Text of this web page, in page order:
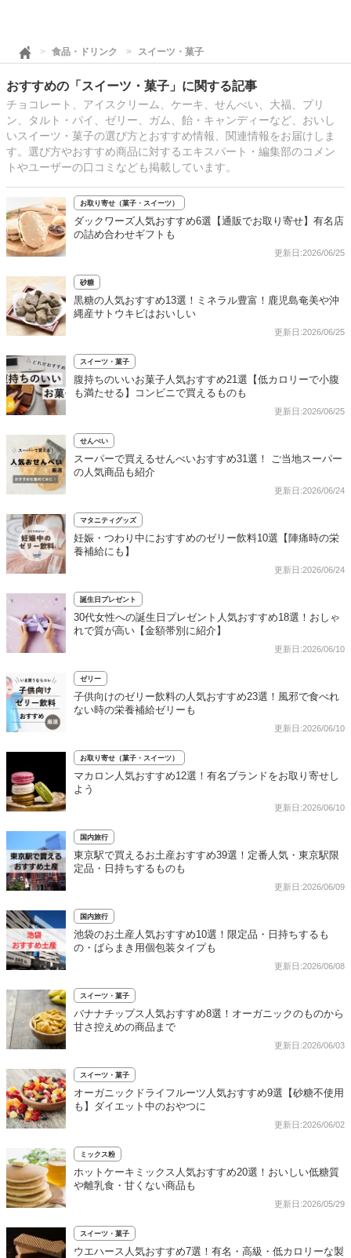
食品・ドリンク スイーツ・菓子
おすすめの「スイーツ・菓子」に関する記事
チョコレート、アイスクリーム、ケーキ、せんべい、大福、プリ
ン、タルト・パイ、ゼリー、ガム、飴・キャンディーなど、おいし
いスイーツ・菓子の選び方とおすすめ情報、関連情報をお届けしま
す。選び方やおすすめ商品に対するエキスパート・編集部のコメン
トやユーザーの口コミなども掲載しています。
お取り寄せ（菓子・スイーツ）
ダックワーズ人気おすすめ6選【通販でお取り寄せ】有名店
の詰め合わせギフトも
更新日:2026/06/25
砂糖
黒糖の人気おすすめ13選！ミネラル豊富！鹿児島奄美や沖
縄産サトウキビはおいしい
更新日:2026/06/25
スイーツ・菓子
腹持ちのいいお菓子人気おすすめ21選【低カロリーで小腹
も満たせる】コンビニで買えるものも
更新日:2026/06/25
せんべい
スーパーで買えるせんべいおすすめ31選！ ご当地スーパー
の人気商品も紹介
更新日:2026/06/24
マタニティグッズ
妊娠・つわり中におすすめのゼリー飲料10選【陣痛時の栄
養補給にも】
更新日:2026/06/24
誕生日プレゼント
30代女性への誕生日プレゼント人気おすすめ18選！おしゃ
れで質が高い【金額帯別に紹介】
更新日:2026/06/10
ゼリー
子供向けのゼリー飲料の人気おすすめ23選！風邪で食べれ
ない時の栄養補給ゼリーも
更新日:2026/06/10
お取り寄せ（菓子・スイーツ）
マカロン人気おすすめ12選！有名ブランドをお取り寄せし
よう
更新日:2026/06/10
国内旅行
東京駅で買えるお土産おすすめ39選！定番人気・東京駅限
定品・日持ちするものも
更新日:2026/06/09
国内旅行
池袋のお土産人気おすすめ10選！限定品・日持ちするも
の・ばらまき用個包装タイプも
更新日:2026/06/08
スイーツ・菓子
バナナチップス人気おすすめ8選！オーガニックのものから
甘さ控えめの商品まで
更新日:2026/06/03
スイーツ・菓子
オーガニックドライフルーツ人気おすすめ9選【砂糖不使用
も】ダイエット中のおやつに
更新日:2026/06/02
ミックス粉
ホットケーキミックス人気おすすめ20選！おいしい低糖質
や離乳食・甘くない商品も
更新日:2026/05/29
スイーツ・菓子
ウエハース人気おすすめ7選！有名・高級・低カロリーな製